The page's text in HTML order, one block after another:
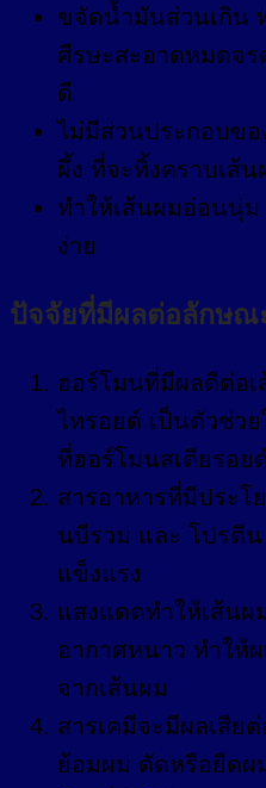
ขจัดน้ำมันส่วนเกิน
ศีรษะสะอาดหมดจ
ดี
ไม่มีส่วนประกอบขอ
ผึ้ง ที่จะทิ้งคราบเส้
ทำให้เส้นผมอ่อนนุ่
ง่าย
ปัจจัยที่มีผลต่อลักษณ
ฮอร์โมนที่มีผลดีต่อ
ไทรอยด์ เป็นตัวช่ว
ที่ฮอร์โมนสเตียรอย
สารอาหารที่มีประโ
นบีรวม และ โปรตีน
แข็งแรง
แสงแดดทำให้เส้น
อากาศหนาว ทำให้
จากเส้นผม
สารเคมีจะมีผลเสีย
ย้อมผม ดัดหรือยืดผ